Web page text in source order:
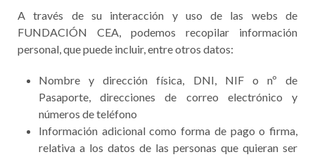
A través de su interacción y uso de las webs de
FUNDACIÓN CEA, podemos recopilar información
personal, que puede incluir, entre otros datos:
Nombre y dirección física, DNI, NIF o nº de
Pasaporte, direcciones de correo electrónico y
números de teléfono
Información adicional como forma de pago o firma,
relativa a los datos de las personas que quieran ser